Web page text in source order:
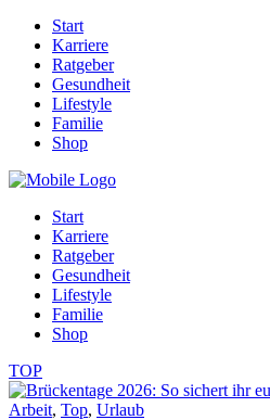
Start
Karriere
Ratgeber
Gesundheit
Lifestyle
Familie
Shop
Start
Karriere
Ratgeber
Gesundheit
Lifestyle
Familie
Shop
TOP
Arbeit, Top, Urlaub